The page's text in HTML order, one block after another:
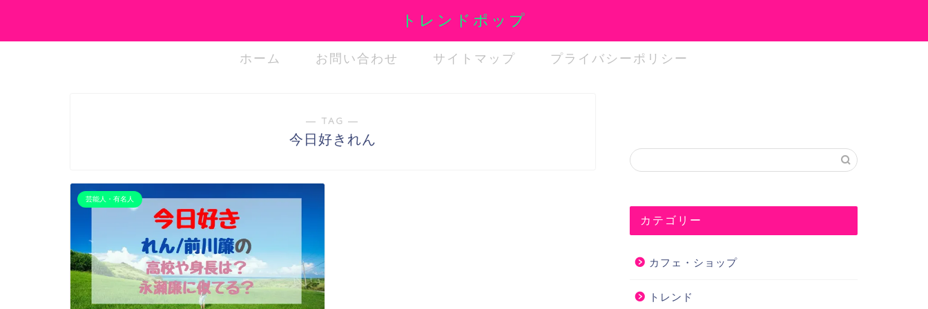
トレンドポップ
ホーム お問い合わせ サイトマップ プライバシーポリシー
― TAG ―
今日好きれん
芸能人・有名人
カテゴリー
カフェ・ショップ
トレンド